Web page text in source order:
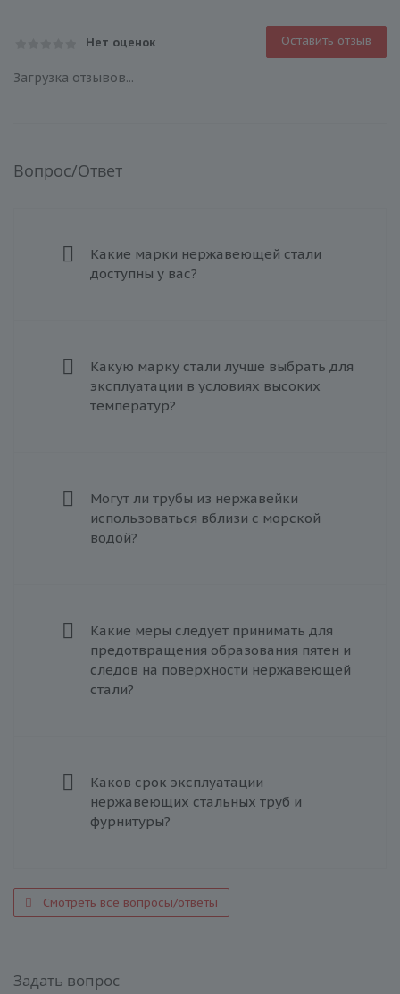
Нет оценок Оставить отзыв
Загрузка отзывов...
Вопрос/Ответ
Какие марки нержавеющей стали
доступны у вас?
Какую марку стали лучше выбрать для
эксплуатации в условиях высоких
температур?
Могут ли трубы из нержавейки
использоваться вблизи с морской
водой?
Какие меры следует принимать для
предотвращения образования пятен и
следов на поверхности нержавеющей
стали?
Каков срок эксплуатации
нержавеющих стальных труб и
фурнитуры?
Смотреть все вопросы/ответы
Задать вопрос